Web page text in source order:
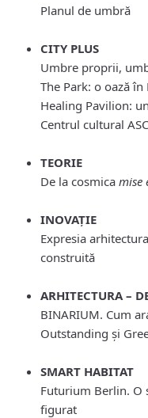
Planul de umbră
CITY PLUS
Umbre proprii,
The Park: o oază în
Healing Pavilion:
Centrul cultural
TEORIE
De la cosmica mise
INOVAȚIE
Expresia
construită
ARHITECTURA –
BINARIUM. Cum
Outstanding și
SMART HABITAT
Futurium Berlin. O
figurat